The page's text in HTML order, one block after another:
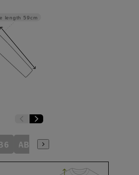
length 59cm
AB7 AB8